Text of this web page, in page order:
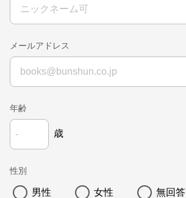
メールアドレス
年齢
歳
性別
男性 女性 無回答